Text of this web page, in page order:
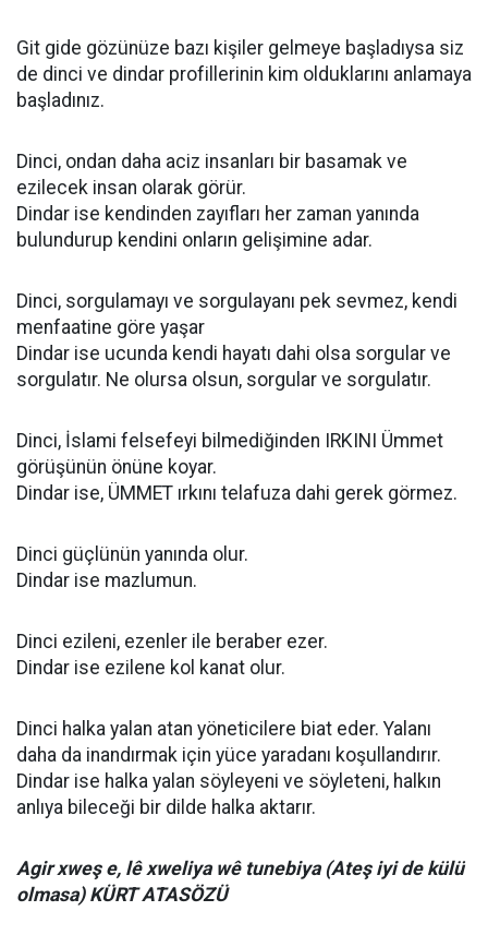
Git gide gözünüze bazı kişiler gelmeye başladıysa siz
de dinci ve dindar profillerinin kim olduklarını anlamaya
başladınız.
Dinci, ondan daha aciz insanları bir basamak ve
ezilecek insan olarak görür.
Dindar ise kendinden zayıfları her zaman yanında
bulundurup kendini onların gelişimine adar.
Dinci, sorgulamayı ve sorgulayanı pek sevmez, kendi
menfaatine göre yaşar
Dindar ise ucunda kendi hayatı dahi olsa sorgular ve
sorgulatır. Ne olursa olsun, sorgular ve sorgulatır.
Dinci, İslami felsefeyi bilmediğinden IRKINI Ümmet
görüşünün önüne koyar.
Dindar ise, ÜMMET ırkını telafuza dahi gerek görmez.
Dinci güçlünün yanında olur.
Dindar ise mazlumun.
Dinci ezileni, ezenler ile beraber ezer.
Dindar ise ezilene kol kanat olur.
Dinci halka yalan atan yöneticilere biat eder. Yalanı
daha da inandırmak için yüce yaradanı koşullandırır.
Dindar ise halka yalan söyleyeni ve söyleteni, halkın
anlıya bileceği bir dilde halka aktarır.
Agir xweş e, lê xweliya wê tunebiya (Ateş iyi de külü
olmasa) KÜRT ATASÖZÜ